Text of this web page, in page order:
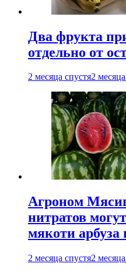
Два фрукта
отдельно от
2 месяца спустя2
Агроном
нитратов
мякоти арбуза
2 месяца спустя2